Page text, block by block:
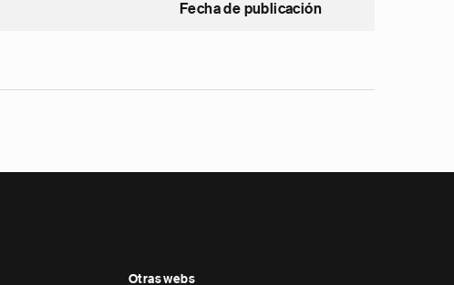
Fecha de publicación
Otras webs